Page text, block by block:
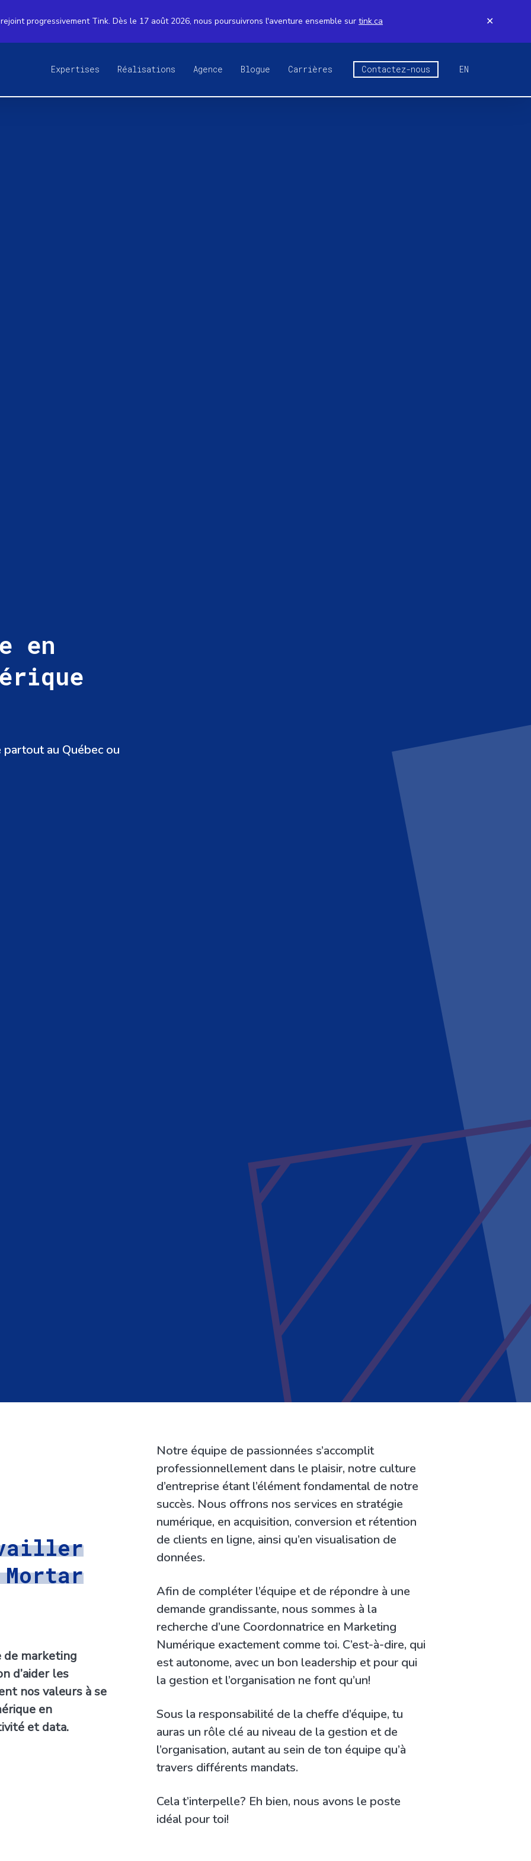
progressivement Tink. Dès le 17 août 2026, nous poursuivrons l'aventure ensemble sur tink.ca ✕
Expertises Réalisations Agence Blogue Carrières Contactez-nous EN
en
au Québec ou
de marketing
d’aider les
nos valeurs à se
en
et data.
Notre équipe de passionnées s’accomplit
professionnellement dans le plaisir, notre culture
d’entreprise étant l’élément fondamental de notre
succès. Nous offrons nos services en stratégie
numérique, en acquisition, conversion et rétention
de clients en ligne, ainsi qu’en visualisation de
données.
Afin de compléter l’équipe et de répondre à une
demande grandissante, nous sommes à la
recherche d’une Coordonnatrice en Marketing
Numérique exactement comme toi. C’est-à-dire, qui
est autonome, avec un bon leadership et pour qui
la gestion et l’organisation ne font qu’un!
Sous la responsabilité de la cheffe d’équipe, tu
auras un rôle clé au niveau de la gestion et de
l’organisation, autant au sein de ton équipe qu’à
travers différents mandats.
Cela t’interpelle? Eh bien, nous avons le poste
idéal pour toi!